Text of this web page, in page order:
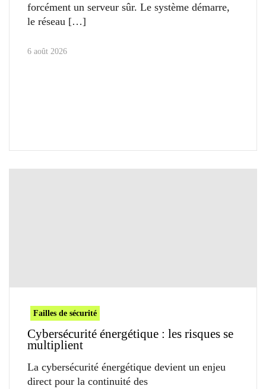
forcément un serveur sûr. Le système démarre,
le réseau
6 août 2026
Failles de sécurité
Cybersécurité énergétique : les risques se
multiplient
La cybersécurité énergétique devient un enjeu
direct pour la continuité des